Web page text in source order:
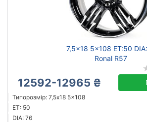
7,5x18 5x108 ET:50
Ronal R57
12592-12965 ₴
Типорозмір: 7,5x18 5x108
ET: 50
DIA: 76
до
до
Mak
ZF